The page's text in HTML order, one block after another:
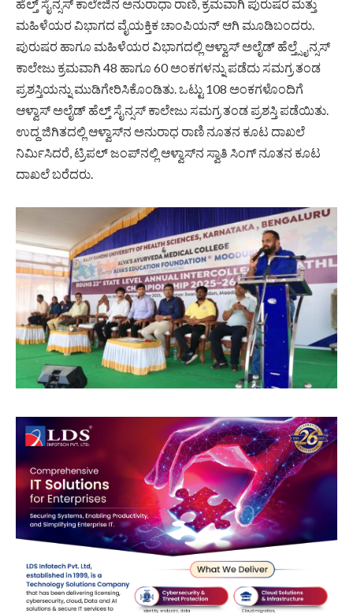
ಹೆಲ್ತ್ ಸೈನ್ಸಸ್ ಕಾಲೇಜಿನ ಅನುರಾಧಾ ರಾಣಿ, ಕ್ರಮವಾಗಿ ಪುರುಷರ ಮತ್ತು
ಮಹಿಳೆಯರ ವಿಭಾಗದ ವೈಯಕ್ತಿಕ ಚಾಂಪಿಯನ್ ಆಗಿ ಮೂಡಿಬಂದರು.
ಪುರುಷರ ಹಾಗೂ ಮಹಿಳೆಯರ ವಿಭಾಗದಲ್ಲಿ ಆಳ್ವಾಸ್ ಅಲೈಡ್ ಹೆಲ್ತ್ಸೈನ್ಸಸ್
ಕಾಲೇಜು ಕ್ರಮವಾಗಿ 48 ಹಾಗೂ 60 ಅಂಕಗಳನ್ನು ಪಡೆದು ಸಮಗ್ರ ತಂಡ
ಪ್ರಶಸ್ತಿಯನ್ನು ಮುಡಿಗೇರಿಸಿಕೊಂಡಿತು. ಒಟ್ಟು 108 ಅಂಕಗಳೊಂದಿಗೆ
ಆಳ್ವಾಸ್ ಅಲೈಡ್ ಹೆಲ್ತ್ ಸೈನ್ಸಸ್ ಕಾಲೇಜು ಸಮಗ್ರ ತಂಡ ಪ್ರಶಸ್ತಿ ಪಡೆಯಿತು.
ಉದ್ದ ಜಿಗಿತದಲ್ಲಿ ಆಳ್ವಾಸ್‌ನ ಅನುರಾಧ ರಾಣಿ ನೂತನ ಕೂಟ ದಾಖಲೆ
ನಿರ್ಮಿಸಿದರೆ, ಟ್ರಿಪಲ್ ಜಂಪ್‌ನಲ್ಲಿ ಆಳ್ವಾಸ್‌ನ ಸ್ವಾತಿ ಸಿಂಗ್ ನೂತನ ಕೂಟ
ದಾಖಲೆ ಬರೆದರು.